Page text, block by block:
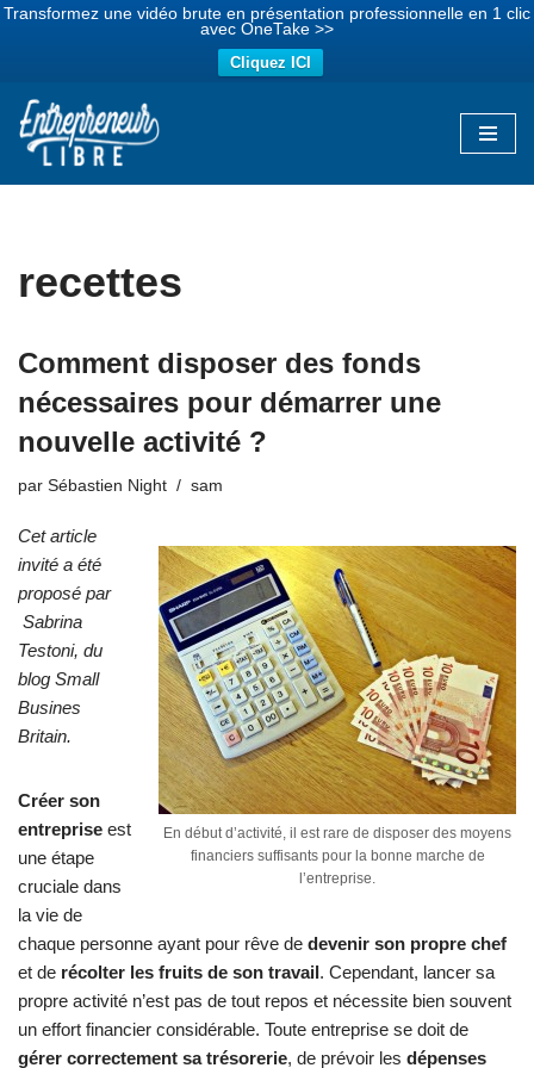
Transformez une vidéo brute en présentation professionnelle en 1 clic
avec OneTake >>
Cliquez ICI
Aller
recettes
Comment disposer des fonds
nécessaires pour démarrer une
nouvelle activité ?
par Sébastien Night sam
En début d’activité, il est rare de disposer des moyens
financiers suffisants pour la bonne marche de
l’entreprise.
Cet article
invité a été
proposé par
Sabrina
Testoni, du
blog Small
Busines
Britain.
Créer son
entreprise est
une étape
cruciale dans
la vie de
chaque personne ayant pour rêve de devenir son propre chef
et de récolter les fruits de son travail. Cependant, lancer sa
propre activité n’est pas de tout repos et nécessite bien souvent
un effort financier considérable. Toute entreprise se doit de
gérer correctement sa trésorerie, de prévoir les dépenses